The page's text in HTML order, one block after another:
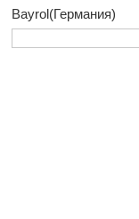
Bayrol(Германия)